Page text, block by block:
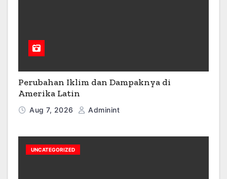
Perubahan Iklim dan Dampaknya di
Amerika Latin
Aug 7, 2026 Adminint
UNCATEGORIZED